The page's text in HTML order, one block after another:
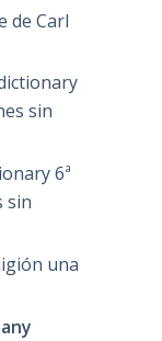
de Carl
sin
6ª
sin
una